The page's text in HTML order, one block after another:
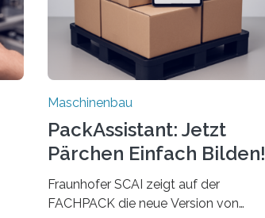
Maschinenbau
PackAssistant: Jetzt
Pärchen Einfach Bilden!
Fraunhofer SCAI zeigt auf der
FACHPACK die neue Version von